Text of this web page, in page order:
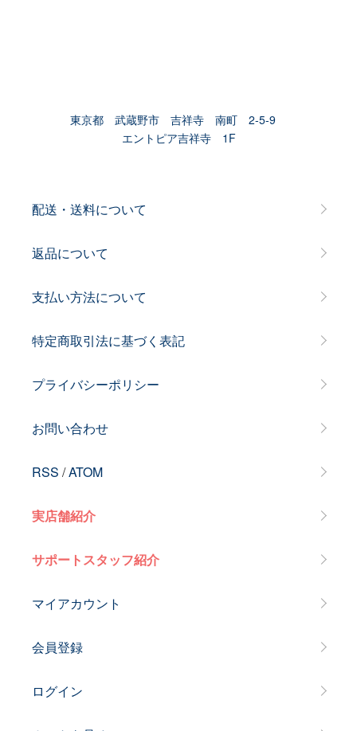
東京都 武蔵野市 吉祥寺 南町 2-5-9
エントピア吉祥寺 1F
配送・送料について
返品について
支払い方法について
特定商取引法に基づく表記
プライバシーポリシー
お問い合わせ
RSS /ATOM
実店舗紹介
サポートスタッフ紹介
マイアカウント
会員登録
ログイン